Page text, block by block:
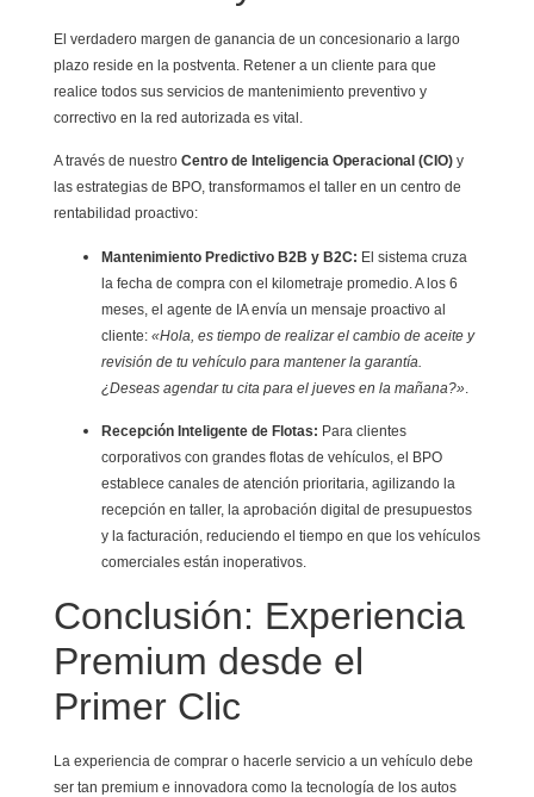
El verdadero margen de ganancia de un concesionario a largo
plazo reside en la postventa. Retener a un cliente para que
realice todos sus servicios de mantenimiento preventivo y
correctivo en la red autorizada es vital.
A través de nuestro Centro de Inteligencia Operacional (CIO)y
las estrategias de BPO, transformamos el taller en un centro de
rentabilidad proactivo:
Mantenimiento Predictivo B2B y B2C: El sistema cruza
la fecha de compra con el kilometraje promedio. A los 6
meses, el agente de IA envía un mensaje proactivo al
cliente: «Hola, es tiempo de realizar el cambio de aceite y
revisión de tu vehículo para mantener la garantía.
¿Deseas agendar tu cita para el jueves en la mañana?».
Recepción Inteligente de Flotas: Para clientes
corporativos con grandes flotas de vehículos, el BPO
establece canales de atención prioritaria, agilizando la
recepción en taller, la aprobación digital de presupuestos
y la facturación, reduciendo el tiempo en que los vehículos
comerciales están inoperativos.
Conclusión: Experiencia
Premium desde el
Primer Clic
La experiencia de comprar o hacerle servicio a un vehículo debe
ser tan premium e innovadora como la tecnología de los autos